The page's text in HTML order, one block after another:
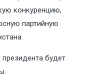
конкуренцию,
партийную
президента будет